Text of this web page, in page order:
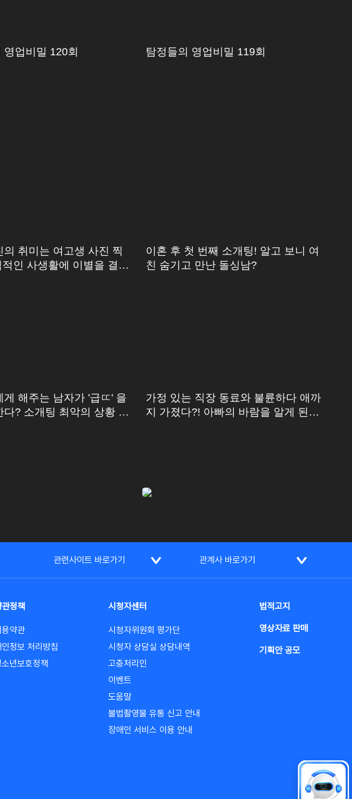
영업비밀 120회 탐정들의 영업비밀 119회
의 취미는 여고생 사진 찍
인 사생활에 이별을 결심
게 해주는 남자가 '급ㄸ' 을
다? 소개팅 최악의 상황 ㅠ
이혼 후 첫 번째 소개팅! 알고 보니 여
친 숨기고 만난 돌싱남?
가정 있는 직장 동료와 불륜하다 애까
지 가졌다?! 아빠의 바람을 알게 된
관련사이트 바로가기 관계사 바로가기
관정책
용약관
인정보 처리방침
소년보호정책
시청자센터
시청자위원회 평가단
시청자 상담실 상담내역
고충처리인
이벤트
도움말
불법촬영물 유통 신고 안내
장애인 서비스 이용 안내
법적고지
영상자료 판매
기획안 공모